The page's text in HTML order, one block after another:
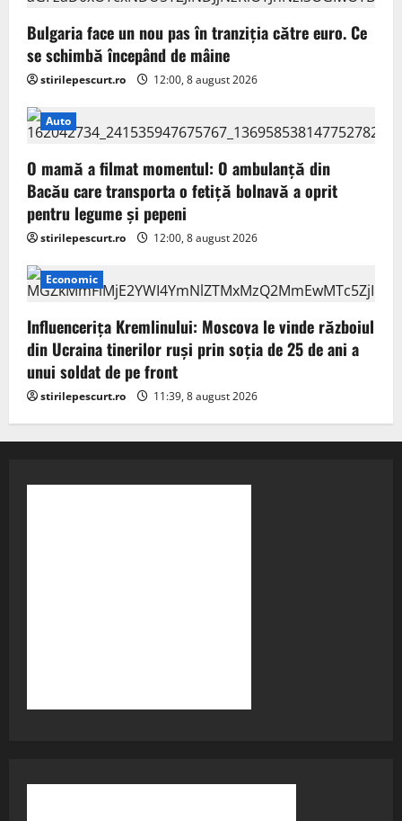
Bulgaria face un nou pas în tranziţia către euro. Ce
se schimbă începând de mâine
stirilepescurt.ro 12:00, 8 august 2026
Auto
O mamă a filmat momentul: O ambulanță din
Bacău care transporta o fetiță bolnavă a oprit
pentru legume și pepeni
stirilepescurt.ro 12:00, 8 august 2026
Economic
Influencerița Kremlinului: Moscova le vinde războiul
din Ucraina tinerilor ruși prin soția de 25 de ani a
unui soldat de pe front
stirilepescurt.ro 11:39, 8 august 2026